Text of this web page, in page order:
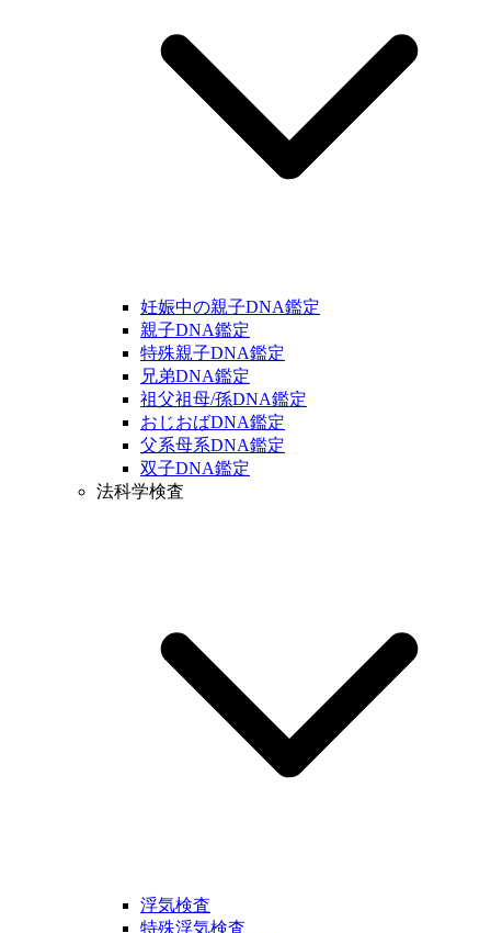
妊娠中の親子DNA鑑定
親子DNA鑑定
特殊親子DNA鑑定
兄弟DNA鑑定
祖父祖母/孫DNA鑑定
おじおばDNA鑑定
父系母系DNA鑑定
双子DNA鑑定
法科学検査
浮気検査
特殊浮気検査